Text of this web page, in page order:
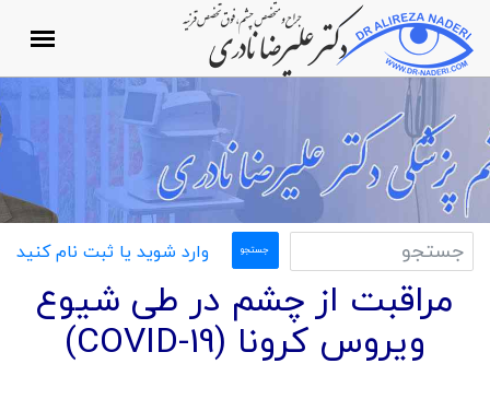
وارد شوید یا ثبت نام کنید
مراقبت از چشم در طی شیوع
ویروس کرونا (COVID-19)